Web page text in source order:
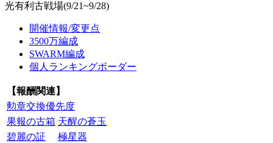
光有利古戦場(9/21~9/28)
開催情報/変更点
3500万編成
SWARM編成
個人ランキングボーダー
【報酬関連】
勲章交換優先度
果報の古箱 天醒の蒼玉
碧麗の証
極星器